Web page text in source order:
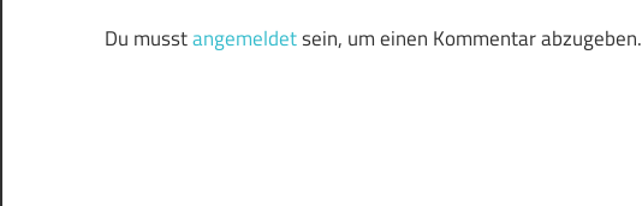
Du musstangemeldetsein, um einen Kommentar abzugeben.